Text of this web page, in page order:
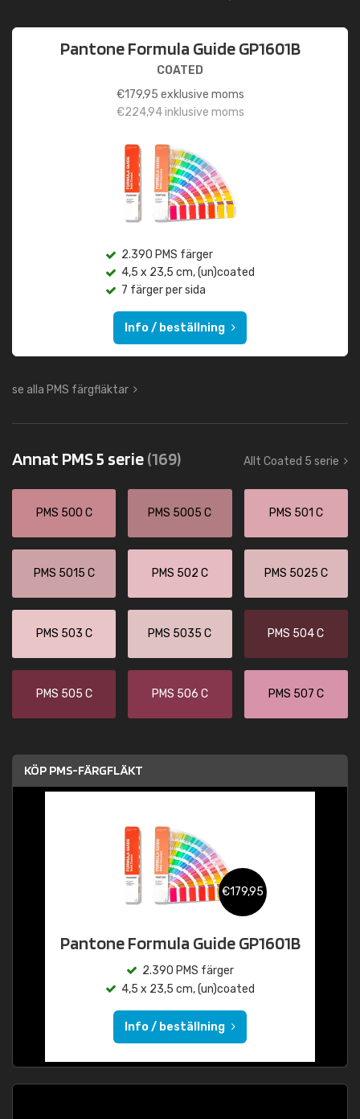
Pantone Formula Guide GP1601B
COATED
€179,95 exklusive moms
€224,94inklusive moms
2.390 PMS färger
4,5 x 23,5 cm, (un)coated
7 färger per sida
Info / beställning
se alla PMS färgfläktar
Annat PMS 5 serie(169) Allt Coated 5 serie
PMS 500 C PMS 5005 C PMS 501 C
PMS 5015 C PMS 502 C PMS 5025 C
PMS 503 C PMS 5035 C PMS 504 C
PMS 505 C PMS 506 C PMS 507 C
KÖP PMS-FÄRGFLÄKT
€179,95
Pantone Formula Guide GP1601B
2.390 PMS färger
4,5 x 23,5 cm, (un)coated
Info / beställning